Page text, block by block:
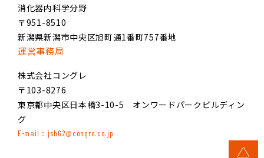
消化器内科学分野
〒951-8510
新潟県新潟市中央区旭町通1番町757番地
運営事務局
株式会社コングレ
〒103-8276
東京都中央区日本橋3-10-5 オンワードパークビルディン
グ
E-mail：jsh62@congre.co.jp